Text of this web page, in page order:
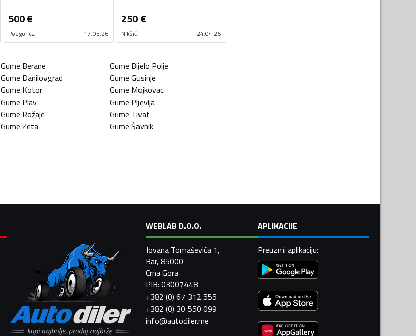
500€
Podgorica 17.05.26
250€
Nikšić 24.04.26
Gume Berane Gume Bijelo Polje
Gume Danilovgrad Gume Gusinje
Gume Kotor Gume Mojkovac
Gume Plav Gume Pljevlja
Gume Rožaje Gume Tivat
Gume Zeta Gume Šavnik
WEBLAB D.O.O.
Jovana Tomaševića 1,
Bar, 85000
Crna Gora
PIB: 03007448
+382 (0) 67 312 555
+382 (0) 30 550 099
info@autodiler.me
APLIKACIJE
Preuzmi aplikaciju: